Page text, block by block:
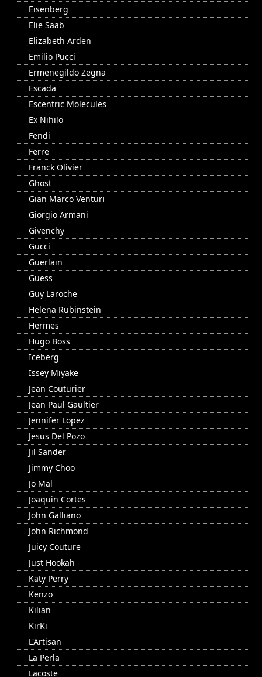
Eisenberg
Elie Saab
Elizabeth Arden
Emilio Pucci
Ermenegildo Zegna
Escada
Escentric Molecules
Ex Nihilo
Fendi
Ferre
Franck Olivier
Ghost
Gian Marco Venturi
Giorgio Armani
Givenchy
Gucci
Guerlain
Guess
Guy Laroche
Helena Rubinstein
Hermes
Hugo Boss
Iceberg
Issey Miyake
Jean Couturier
Jean Paul Gaultier
Jennifer Lopez
Jesus Del Pozo
Jil Sander
Jimmy Choo
Jo Mal
Joaquin Cortes
John Galliano
John Richmond
Juicy Couture
Just Hookah
Katy Perry
Kenzo
Kilian
KirKi
L'Artisan
La Perla
Lacoste